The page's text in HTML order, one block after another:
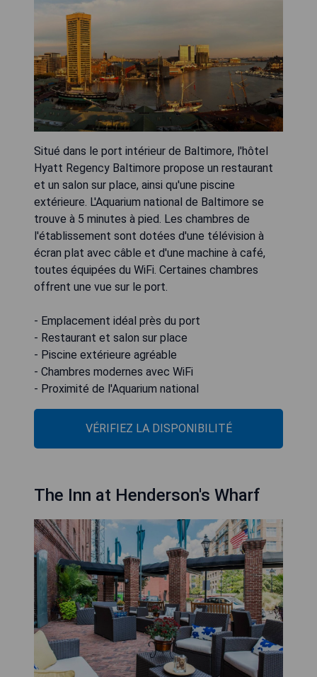
Situé dans le port intérieur de Baltimore, l'hôtel
Hyatt Regency Baltimore propose un restaurant
et un salon sur place, ainsi qu'une piscine
extérieure. L'Aquarium national de Baltimore se
trouve à 5 minutes à pied. Les chambres de
l'établissement sont dotées d'une télévision à
écran plat avec câble et d'une machine à café,
toutes équipées du WiFi. Certaines chambres
offrent une vue sur le port.
- Emplacement idéal près du port
- Restaurant et salon sur place
- Piscine extérieure agréable
- Chambres modernes avec WiFi
- Proximité de l'Aquarium national
VÉRIFIEZ LA DISPONIBILITÉ
The Inn at Henderson's Wharf